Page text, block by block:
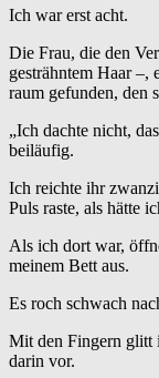
Ich war erst acht.
Die Frau, die den
gesträhntem Haar
raum gefunden, den
„Ich dachte nicht,
beiläufig.
Ich reichte ihr
Puls raste, als hätte
Als ich dort war,
meinem Bett aus.
Es roch schwach
Mit den Fingern glitt
darin vor.